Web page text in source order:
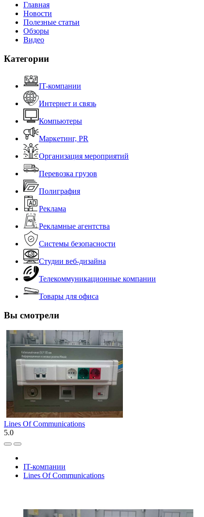
Главная
Новости
Полезные статьи
Обзоры
Видео
Категории
IT-компании
Интернет и связь
Компьютеры
Маркетинг, PR
Организация мероприятий
Перевозка грузов
Полиграфия
Реклама
Рекламные агентства
Системы безопасности
Студии веб-дизайна
Телекоммуникационные компании
Товары для офиса
Вы смотрели
Lines Of Communications
5.0
IT-компании
Lines Of Communications